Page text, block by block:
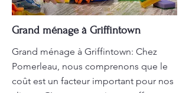
Grand ménage à Griffintown
Grand ménage à Griffintown: Chez
Pomerleau, nous comprenons que le
coût est un facteur important pour nos